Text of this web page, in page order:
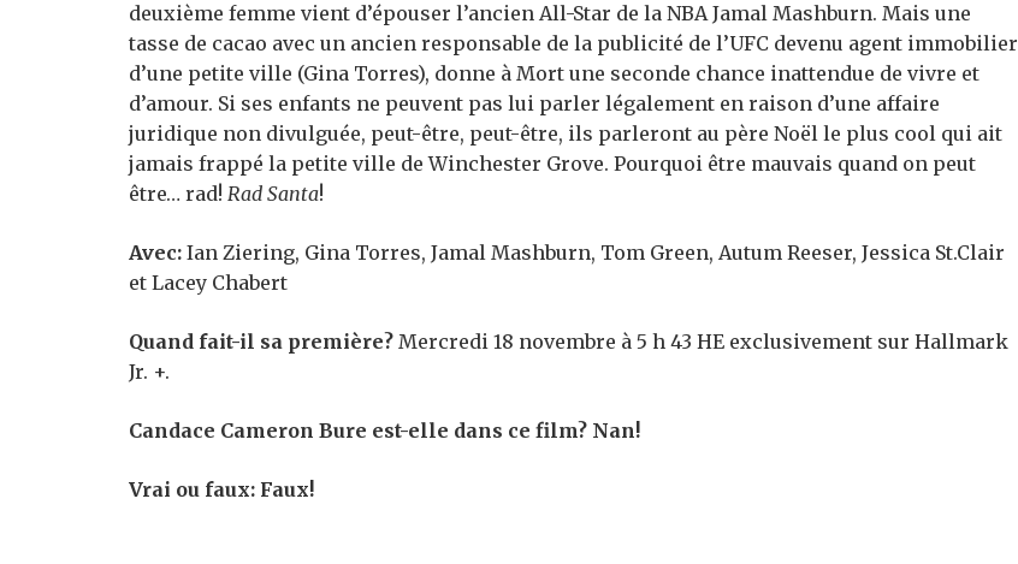
deuxième femme vient d’épouser l’ancien All-Star de la NBA Jamal Mashburn. Mais une
tasse de cacao avec un ancien responsable de la publicité de l’UFC devenu agent immobilier
d’une petite ville (Gina Torres), donne à Mort une seconde chance inattendue de vivre et
d’amour. Si ses enfants ne peuvent pas lui parler légalement en raison d’une affaire
juridique non divulguée, peut-être, peut-être, ils parleront au père Noël le plus cool qui ait
jamais frappé la petite ville de Winchester Grove. Pourquoi être mauvais quand on peut
être… rad! Rad Santa!
Avec: Ian Ziering, Gina Torres, Jamal Mashburn, Tom Green, Autum Reeser, Jessica St.Clair
et Lacey Chabert
Quand fait-il sa première? Mercredi 18 novembre à 5 h 43 HE exclusivement sur Hallmark
Jr. +.
Candace Cameron Bure est-elle dans ce film? Nan!
Vrai ou faux: Faux!